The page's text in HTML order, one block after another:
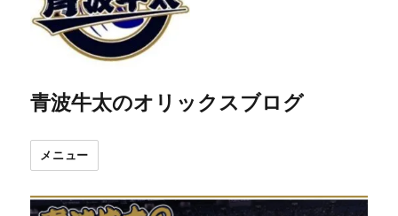
青波牛太のオリックスブログ
メニュー